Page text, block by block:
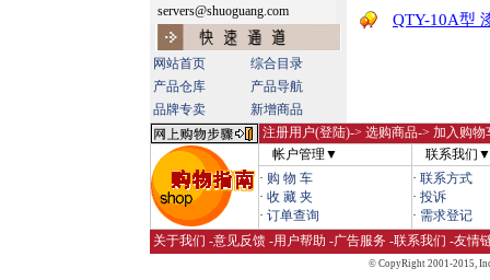
servers@shuoguang.com
网站首页
综合目录
产品仓库
产品导航
品牌专卖
新增商品
QTY-10A型
注册用户(登陆)-> 选购商品-> 加入购
帐户管理▼
联系我们▼
· 购 物 车
· 收 藏 夹
· 订单查询
· 联系方式
· 投诉
· 需求登记
关于我们 -意见反馈 -用户帮助 -广告服务 -联系我们 -友情
© CopyRight 2001-2015,